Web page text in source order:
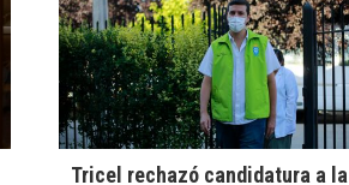
Tricel rechazó candidatura a la